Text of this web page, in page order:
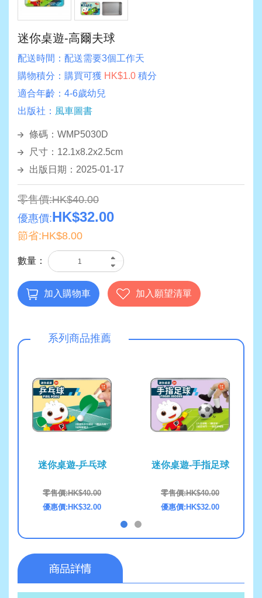
迷你桌遊-高爾夫球
配送時間： 配送需要3個工作天
購物積分： 購買可獲 HK$1.0 積分
適合年齡： 4-6歲幼兒
出版社： 風車圖書
條碼：WMP5030D
尺寸：12.1x8.2x2.5cm
出版日期：2025-01-17
零售價:HK$40.00
優惠價:HK$32.00
節省:HK$8.00
數量：
加入購物車 加入願望清單
系列商品推薦
迷你桌遊-乒乓球
零售價:HK$40.00
優惠價:HK$32.00
迷你桌遊-手指足球
零售價:HK$40.00
優惠價:HK$32.00